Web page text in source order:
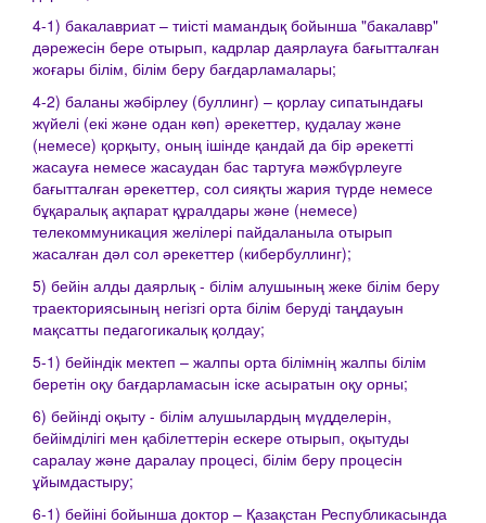
4-1) бакалавриат – тиісті мамандық бойынша "бакалавр"
дәрежесін бере отырып, кадрлар даярлауға бағытталған
жоғары білім, білім беру бағдарламалары;
4-2) баланы жәбірлеу (буллинг) – қорлау сипатындағы
жүйелі (екі және одан көп) әрекеттер, қудалау және
(немесе) қорқыту, оның ішінде қандай да бір әрекетті
жасауға немесе жасаудан бас тартуға мәжбүрлеуге
бағытталған әрекеттер, сол сияқты жария түрде немесе
бұқаралық ақпарат құралдары және (немесе)
телекоммуникация желілері пайдаланыла отырып
жасалған дәл сол әрекеттер (кибербуллинг);
5) бейін алды даярлық - білім алушының жеке білім беру
траекториясының негізгі орта білім беруді таңдауын
мақсатты педагогикалық қолдау;
5-1) бейіндік мектеп – жалпы орта білімнің жалпы білім
беретін оқу бағдарламасын іске асыратын оқу орны;
6) бейінді оқыту - білім алушылардың мүдделерін,
бейімділігі мен қабілеттерін ескере отырып, оқытуды
саралау және даралау процесі, білім беру процесін
ұйымдастыру;
6-1) бейіні бойынша доктор – Қазақстан Республикасында